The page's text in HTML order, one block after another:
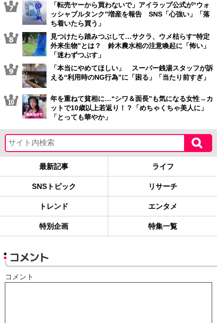
「転売ヤーから買わないで」アイラップ公式が“ウォ
ッシャブルタンク”増産を報告 SNS「心強い」「落
ち着いたら買う」
見つけたら踏みつぶして…サクラ、ウメ枯らす“特定
外来生物”とは？ 鈴木農水相の注意喚起に「怖い」
「迷わずつぶす」
「本当にやめてほしい」 スーパー銭湯スタッフが訴
える“利用時のNG行為”に「困る」「当たり前すぎ」
年を重ねて貧相に…“シワ＆面長”も気になる女性→カ
ットで10歳以上若返り！？「めちゃくちゃ美人に」
「とっても華やか」
最新記事 ライフ
SNSトピック リサーチ
トレンド エンタメ
特別企画 特集一覧
コメント
コメント